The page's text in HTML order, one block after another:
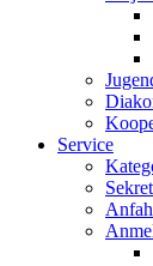
Service